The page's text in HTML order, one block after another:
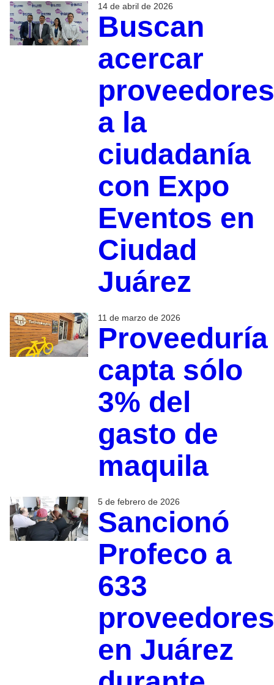
14 de abril de 2026
Buscan
acercar
proveedores
a la
ciudadanía
con Expo
Eventos en
Ciudad
Juárez
11 de marzo de 2026
Proveeduría
capta sólo
3% del
gasto de
maquila
5 de febrero de 2026
Sancionó
Profeco a
633
proveedores
en Juárez